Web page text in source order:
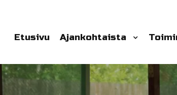
Etusivu Ajankohtaista